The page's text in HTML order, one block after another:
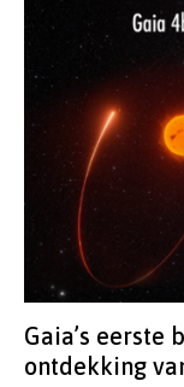
Gaia’s eerste
ontdekking